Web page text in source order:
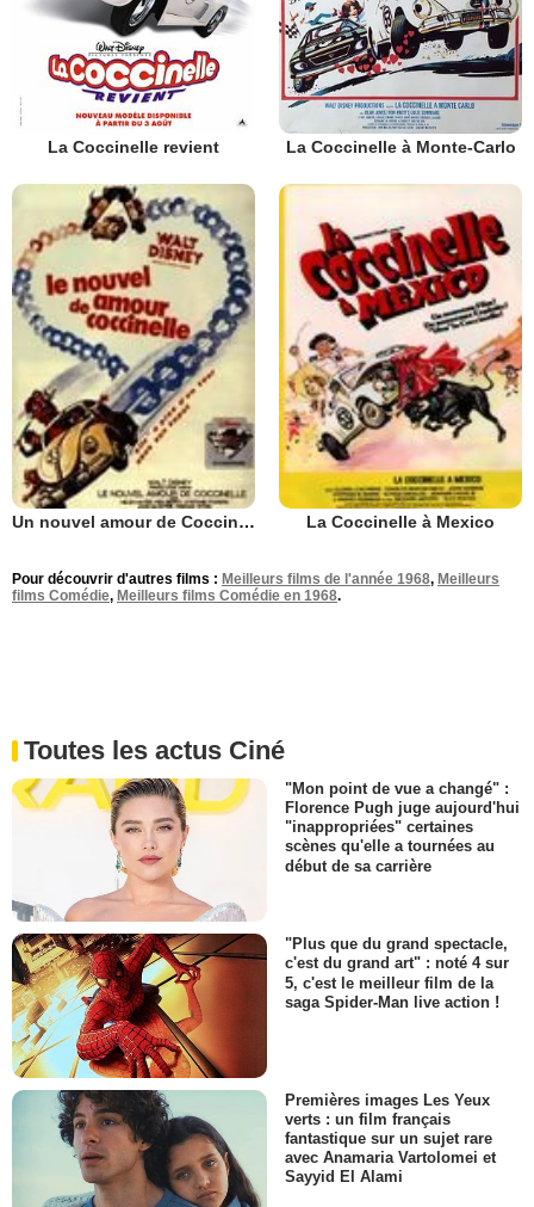
La Coccinelle revient La Coccinelle à Monte-Carlo
Un nouvel amour de Coccinelle La Coccinelle à Mexico
Pour découvrir d'autres films : Meilleurs films de l'année 1968, Meilleurs
films Comédie, Meilleurs films Comédie en 1968.
Toutes les actus Ciné
"Mon point de vue a changé" :
Florence Pugh juge aujourd'hui
"inappropriées" certaines
scènes qu'elle a tournées au
début de sa carrière
"Plus que du grand spectacle,
c'est du grand art" : noté 4 sur
5, c'est le meilleur film de la
saga Spider-Man live action !
Premières images Les Yeux
verts : un film français
fantastique sur un sujet rare
avec Anamaria Vartolomei et
Sayyid El Alami